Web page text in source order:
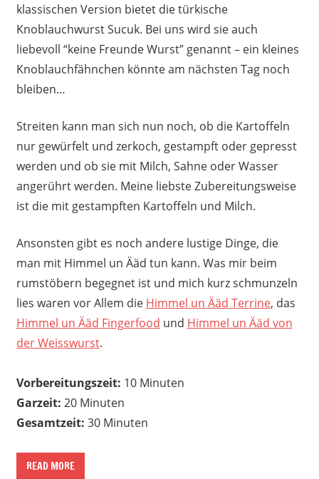
klassischen Version bietet die türkische
Knoblauchwurst Sucuk. Bei uns wird sie auch
liebevoll “keine Freunde Wurst” genannt – ein kleines
Knoblauchfähnchen könnte am nächsten Tag noch
bleiben…
Streiten kann man sich nun noch, ob die Kartoffeln
nur gewürfelt und zerkoch, gestampft oder gepresst
werden und ob sie mit Milch, Sahne oder Wasser
angerührt werden. Meine liebste Zubereitungsweise
ist die mit gestampften Kartoffeln und Milch.
Ansonsten gibt es noch andere lustige Dinge, die
man mit Himmel un Ääd tun kann. Was mir beim
rumstöbern begegnet ist und mich kurz schmunzeln
lies waren vor Allem die Himmel un Ääd Terrine, das
Himmel un Ääd Fingerfood und Himmel un Ääd von
der Weisswurst.
Vorbereitungszeit: 10 Minuten
Garzeit: 20 Minuten
Gesamtzeit: 30 Minuten
READ MORE